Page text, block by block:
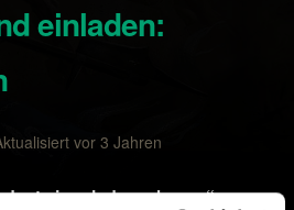
einladen:
vor 3 Jahren
eingeladen, aber …“-